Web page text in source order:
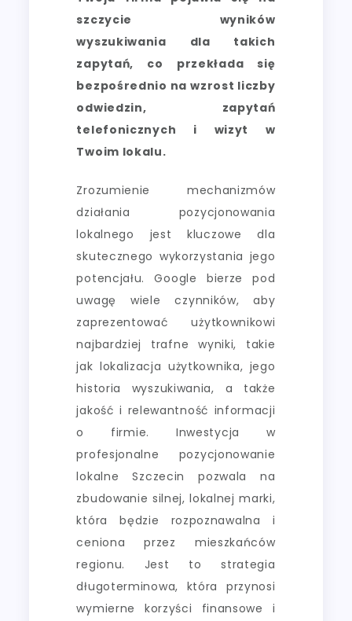
szczycie wyników
wyszukiwania dla takich
zapytań, co przekłada się
bezpośrednio na wzrost liczby
odwiedzin, zapytań
telefonicznych i wizyt w
Twoim lokalu.
Zrozumienie mechanizmów
działania pozycjonowania
lokalnego jest kluczowe dla
skutecznego wykorzystania jego
potencjału. Google bierze pod
uwagę wiele czynników, aby
zaprezentować użytkownikowi
najbardziej trafne wyniki, takie
jak lokalizacja użytkownika, jego
historia wyszukiwania, a także
jakość i relewantność informacji
o firmie. Inwestycja w
profesjonalne pozycjonowanie
lokalne Szczecin pozwala na
zbudowanie silnej, lokalnej marki,
która będzie rozpoznawalna i
ceniona przez mieszkańców
regionu. Jest to strategia
długoterminowa, która przynosi
wymierne korzyści finansowe i